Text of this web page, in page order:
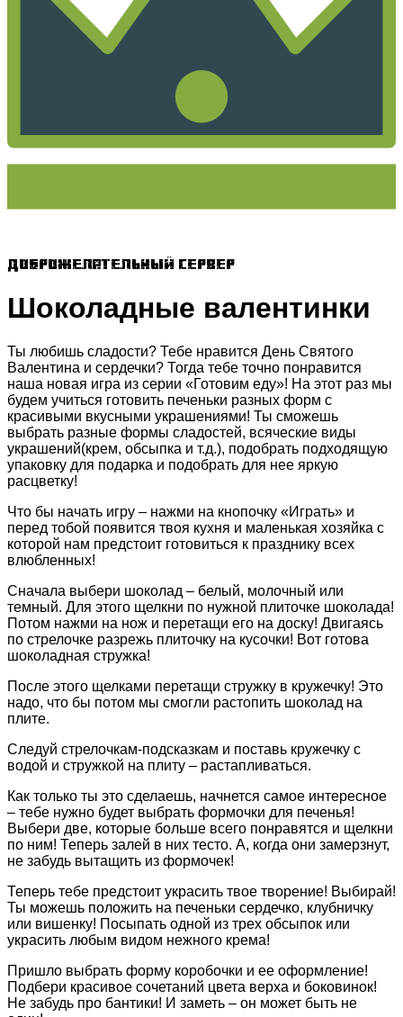
Доброжелательный сервер
Шоколадные валентинки
Ты любишь сладости? Тебе нравится День Святого
Валентина и сердечки? Тогда тебе точно понравится
наша новая игра из серии «Готовим еду»! На этот раз мы
будем учиться готовить печеньки разных форм с
красивыми вкусными украшениями! Ты сможешь
выбрать разные формы сладостей, всяческие виды
украшений(крем, обсыпка и т.д.), подобрать подходящую
упаковку для подарка и подобрать для нее яркую
расцветку!
Что бы начать игру – нажми на кнопочку «Играть» и
перед тобой появится твоя кухня и маленькая хозяйка с
которой нам предстоит готовиться к празднику всех
влюбленных!
Сначала выбери шоколад – белый, молочный или
темный. Для этого щелкни по нужной плиточке шоколада!
Потом нажми на нож и перетащи его на доску! Двигаясь
по стрелочке разрежь плиточку на кусочки! Вот готова
шоколадная стружка!
После этого щелками перетащи стружку в кружечку! Это
надо, что бы потом мы смогли растопить шоколад на
плите.
Следуй стрелочкам-подсказкам и поставь кружечку с
водой и стружкой на плиту – растапливаться.
Как только ты это сделаешь, начнется самое интересное
– тебе нужно будет выбрать формочки для печенья!
Выбери две, которые больше всего понравятся и щелкни
по ним! Теперь залей в них тесто. А, когда они замерзнут,
не забудь вытащить из формочек!
Теперь тебе предстоит украсить твое творение! Выбирай!
Ты можешь положить на печеньки сердечко, клубничку
или вишенку! Посыпать одной из трех обсыпок или
украсить любым видом нежного крема!
Пришло выбрать форму коробочки и ее оформление!
Подбери красивое сочетаний цвета верха и боковинок!
Не забудь про бантики! И заметь – он может быть не